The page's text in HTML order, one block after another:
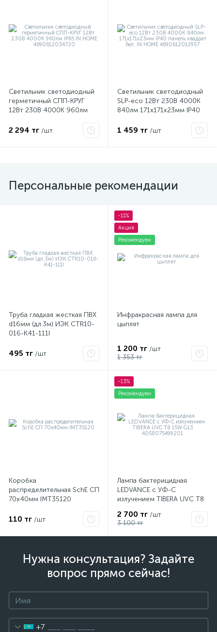
Светильник светодиодный
герметичный СПП-КРУГ
12Вт 230В 4000К 960лм
4690612034720
2 294 тг /шт
Светильник светодиодный
SLP-eco 12Вт 230В 4000К
840лм 171х171х23мм IP40
HOME 4690612012957
1 459 тг /шт
Персональные рекомендации
Труба гладкая жесткая ПВХ
d16мм (дл.3м) ИЭК CTR10-
016-K41-111I
495 тг /шт
-11%
Акция
Рекомендуем
Инфракрасная лампа для
цыплят
1 200 тг /шт
1 353 тг
Коробка
распределительная SchE СП
70х40мм IMT35120
110 тг /шт
-13%
Рекомендуем
Лампа бактерицидная
LEDVANCE с УФ-С
излучением TIBERA UVC T8
2 700 тг /шт
3 100 тг
Нужна консультация? Задайте
вопрос прямо сейчас!
+7